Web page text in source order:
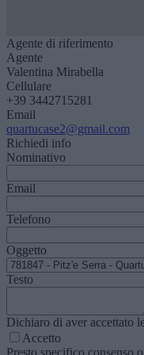
Agente di riferimento
Agente
Valentina Mirabella
Cellulare
+39 3442715281
Email
quartucase2@gmail.com
Richiedi info
Nominativo
Email
Telefono
Oggetto
Testo
Dichiaro di aver accettato
Accetto
Presto specifico consenso